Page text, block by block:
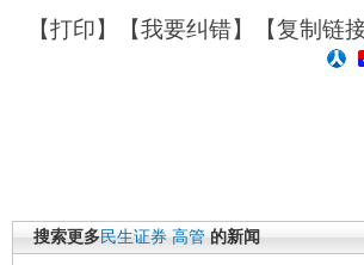
【打印】【我要纠错】【复制链
搜索更多民生证券 高管 的新闻